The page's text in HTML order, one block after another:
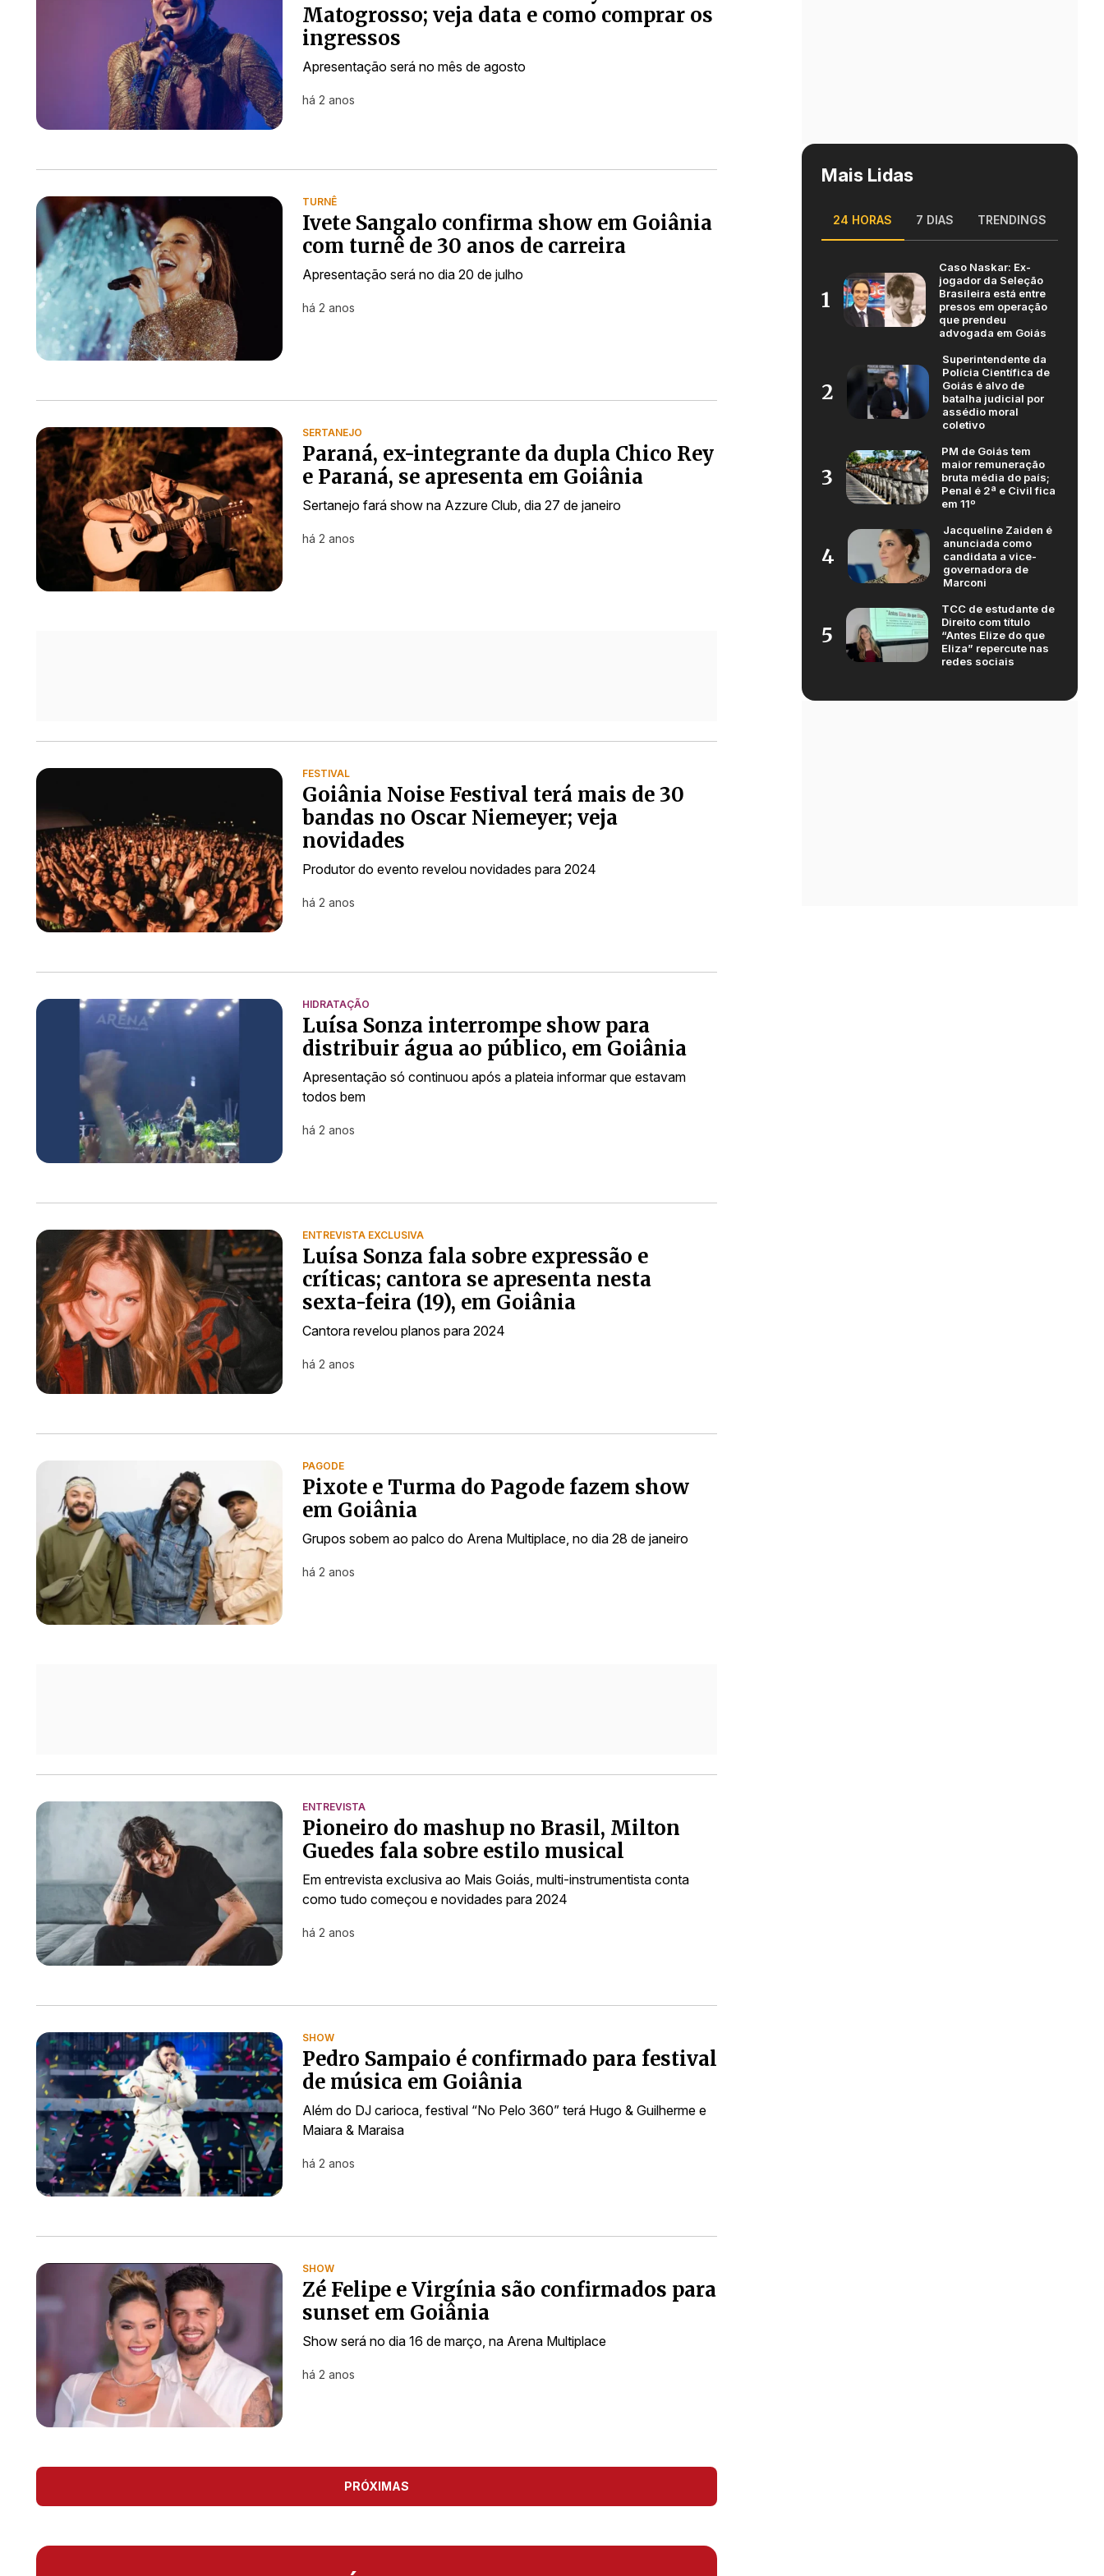
Matogrosso; veja data e como comprar os
ingressos
Apresentação será no mês de agosto
há 2 anos
TURNÊ
Ivete Sangalo confirma show em Goiânia
com turnê de 30 anos de carreira
Apresentação será no dia 20 de julho
há 2 anos
SERTANEJO
Paraná, ex-integrante da dupla Chico Rey
e Paraná, se apresenta em Goiânia
Sertanejo fará show na Azzure Club, dia 27 de janeiro
há 2 anos
FESTIVAL
Goiânia Noise Festival terá mais de 30
bandas no Oscar Niemeyer; veja
novidades
Produtor do evento revelou novidades para 2024
há 2 anos
HIDRATAÇÃO
Luísa Sonza interrompe show para
distribuir água ao público, em Goiânia
Apresentação só continuou após a plateia informar que estavam
todos bem
há 2 anos
ENTREVISTA EXCLUSIVA
Luísa Sonza fala sobre expressão e
críticas; cantora se apresenta nesta
sexta-feira (19), em Goiânia
Cantora revelou planos para 2024
há 2 anos
PAGODE
Pixote e Turma do Pagode fazem show
em Goiânia
Grupos sobem ao palco do Arena Multiplace, no dia 28 de janeiro
há 2 anos
ENTREVISTA
Pioneiro do mashup no Brasil, Milton
Guedes fala sobre estilo musical
Em entrevista exclusiva ao Mais Goiás, multi-instrumentista conta
como tudo começou e novidades para 2024
há 2 anos
SHOW
Pedro Sampaio é confirmado para festival
de música em Goiânia
Além do DJ carioca, festival “No Pelo 360” terá Hugo & Guilherme e
Maiara & Maraisa
há 2 anos
SHOW
Zé Felipe e Virgínia são confirmados para
sunset em Goiânia
Show será no dia 16 de março, na Arena Multiplace
há 2 anos
PRÓXIMAS
Mais Lidas
24 HORAS 7 DIAS TRENDINGS
1
Caso Naskar: Ex-
jogador da Seleção
Brasileira está entre
presos em operação
que prendeu
advogada em Goiás
2
Superintendente da
Polícia Científica de
Goiás é alvo de
batalha judicial por
assédio moral
coletivo
3
PM de Goiás tem
maior remuneração
bruta média do país;
Penal é 2ª e Civil fica
em 11º
4
Jacqueline Zaiden é
anunciada como
candidata a vice-
governadora de
Marconi
5
TCC de estudante de
Direito com título
“Antes Elize do que
Eliza” repercute nas
redes sociais